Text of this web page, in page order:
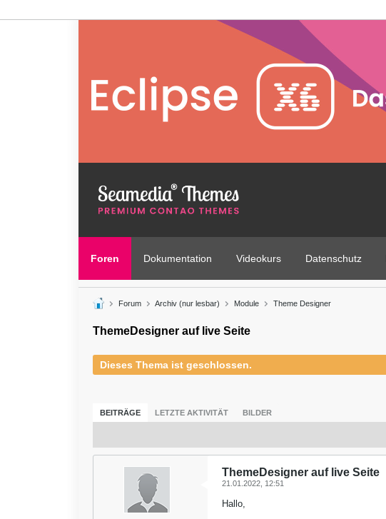
Foren Dokumentation Videokurs Datenschutz
Forum Archiv (nur lesbar) Module Theme Designer
ThemeDesigner auf live Seite
Dieses Thema ist geschlossen.
BEITRÄGE LETZTE AKTIVITÄT BILDER
ThemeDesigner auf live Seite
21.01.2022, 12:51
Hallo,